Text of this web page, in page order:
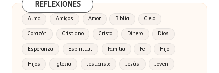
REFLEXIONES
Alma Amigos Amor Biblia Cielo
Corazón Cristiano Cristo Dinero Dios
Esperanza Espiritual Familia Fe Hijo
Hijos Iglesia Jesucristo Jesús Joven